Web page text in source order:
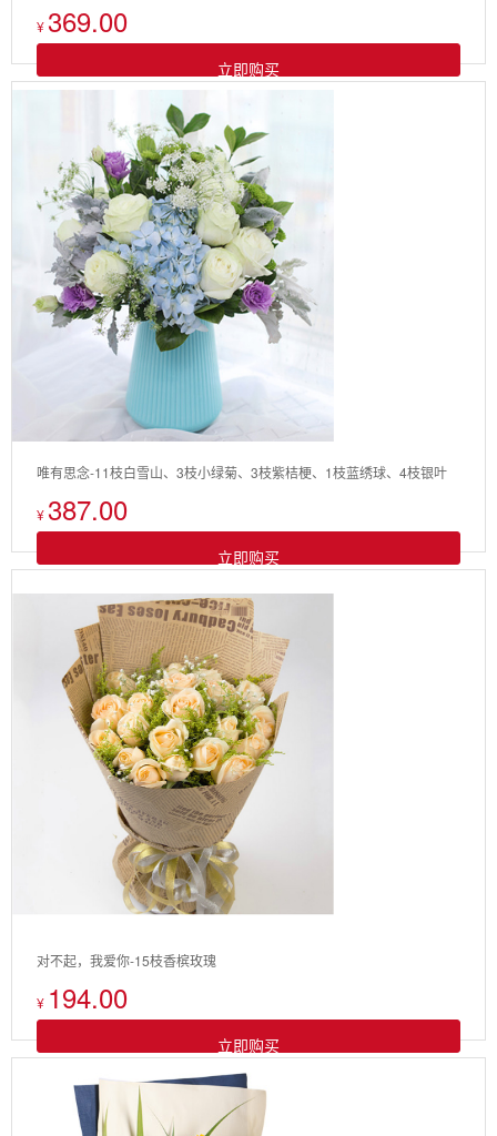
¥ 369.00
立即购买
唯有思念-11枝白雪山、3枝小绿菊、3枝紫桔梗、1枝蓝绣球、4枝银叶
菊、5枝蕾丝
¥ 387.00
立即购买
对不起，我爱你-15枝香槟玫瑰
¥ 194.00
立即购买